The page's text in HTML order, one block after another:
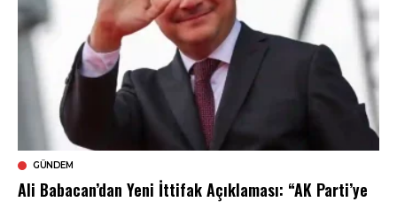
GÜNDEM
Ali Babacan’dan Yeni İttifak Açıklaması: “AK Parti’ye